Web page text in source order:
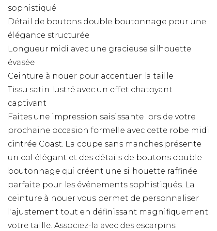
sophistiqué
Détail de boutons double boutonnage pour une
élégance structurée
Longueur midi avec une gracieuse silhouette
évasée
Ceinture à nouer pour accentuer la taille
Tissu satin lustré avec un effet chatoyant
captivant
Faites une impression saisissante lors de votre
prochaine occasion formelle avec cette robe midi
cintrée Coast. La coupe sans manches présente
un col élégant et des détails de boutons double
boutonnage qui créent une silhouette raffinée
parfaite pour les événements sophistiqués. La
ceinture à nouer vous permet de personnaliser
l'ajustement tout en définissant magnifiquement
votre taille. Associez-la avec des escarpins